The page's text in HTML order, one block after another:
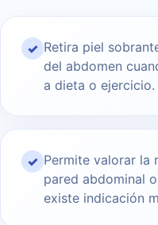
✓ Retira piel
del abdomen
a dieta o ejercicio.
✓ Permite valorar la
pared abdominal
existe indicación